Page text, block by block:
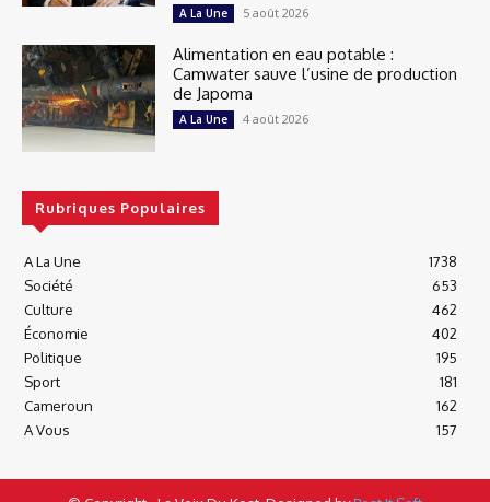
A La Une 5 août 2026
Alimentation en eau potable :
Camwater sauve l’usine de production
de Japoma
A La Une 4 août 2026
Rubriques Populaires
A La Une
1738
Société
653
Culture
462
Économie
402
Politique
195
Sport
181
Cameroun
162
A Vous
157